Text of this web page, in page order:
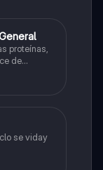
proteínas,
de
proteínas y